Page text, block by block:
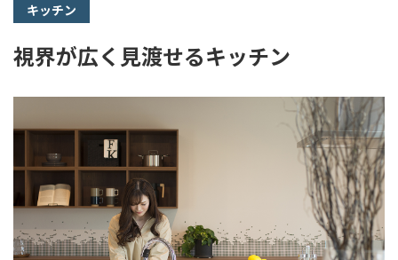
キッチン
視界が広く見渡せるキッチン